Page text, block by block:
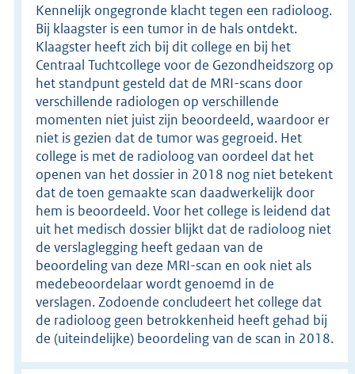
Kennelijk ongegronde klacht tegen een radioloog.
Bij klaagster is een tumor in de hals ontdekt.
Klaagster heeft zich bij dit college en bij het
Centraal Tuchtcollege voor de Gezondheidszorg op
het standpunt gesteld dat de MRI-scans door
verschillende radiologen op verschillende
momenten niet juist zijn beoordeeld, waardoor er
niet is gezien dat de tumor was gegroeid. Het
college is met de radioloog van oordeel dat het
openen van het dossier in 2018 nog niet betekent
dat de toen gemaakte scan daadwerkelijk door
hem is beoordeeld. Voor het college is leidend dat
uit het medisch dossier blijkt dat de radioloog niet
de verslaglegging heeft gedaan van de
beoordeling van deze MRI-scan en ook niet als
medebeoordelaar wordt genoemd in de
verslagen. Zodoende concludeert het college dat
de radioloog geen betrokkenheid heeft gehad bij
de (uiteindelijke) beoordeling van de scan in 2018.